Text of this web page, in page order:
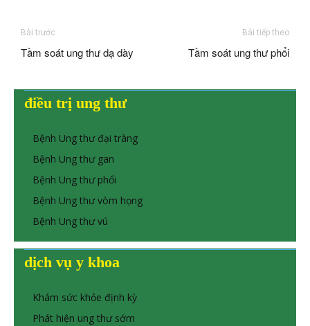
Bài trước
Tầm soát ung thư dạ dày
Bài tiếp theo
Tầm soát ung thư phổi
điều trị ung thư
Bệnh Ung thư đại tràng
Bệnh Ung thư gan
Bệnh Ung thư phổi
Bệnh Ung thư vòm họng
Bệnh Ung thư vú
dịch vụ y khoa
Khám sức khỏe định kỳ
Phát hiện ung thư sớm